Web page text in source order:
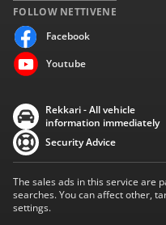
FOLLOW NETTIVENE
Facebook
Youtube
Rekkari - All vehicle
information immediately
Security Advice
The sales ads in this service are
searches. You can affect other,
settings.